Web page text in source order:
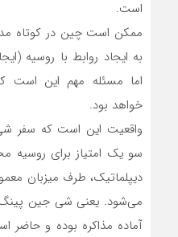
است.
ممکن است چین در کوتاه
به ایجاد روابط با روسیه
اما مسئله مهم این است
خواهد بود.
واقعیت این است که سفر
سو یک امتیاز برای روسیه
دیپلماتیک، طرف میزبان
می‌شود. یعنی شی جین پینگ
آماده مذاکره بوده و حاضر